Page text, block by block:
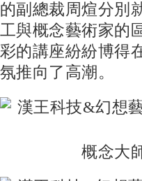
的副總裁周煊分別
工與概念藝術家的
彩的講座紛紛博得
氛推向了高潮。
概念大